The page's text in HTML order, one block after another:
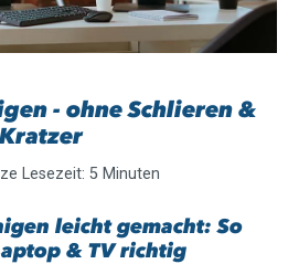
- ohne Schlieren &
Kratzer
Lesezeit: 5 Minuten
leicht gemacht: So
& TV richtig